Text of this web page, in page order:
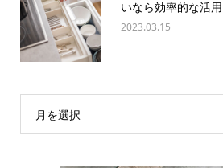
いなら効率的な活
2023.03.15
月を選択